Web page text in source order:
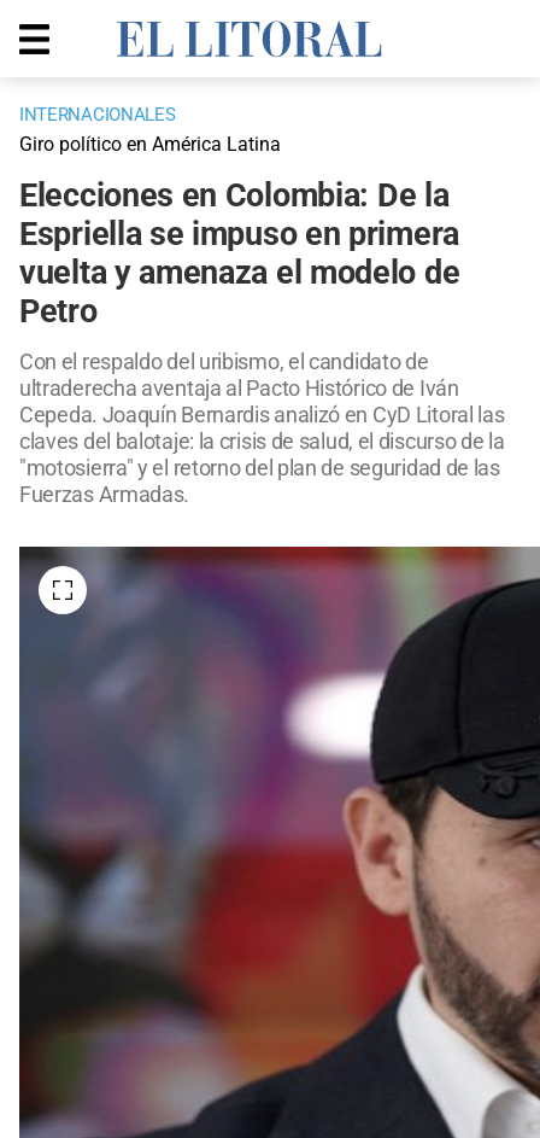
INTERNACIONALES
Giro político en América Latina
Elecciones en Colombia: De la
Espriella se impuso en primera
vuelta y amenaza el modelo de
Petro
Con el respaldo del uribismo, el candidato de
ultraderecha aventaja al Pacto Histórico de Iván
Cepeda. Joaquín Bernardis analizó en CyD Litoral las
claves del balotaje: la crisis de salud, el discurso de la
"motosierra" y el retorno del plan de seguridad de las
Fuerzas Armadas.